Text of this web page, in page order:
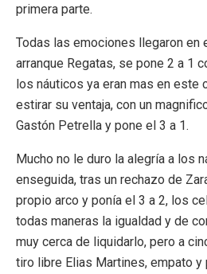
primera parte.
Todas las emociones llegaron en
arranque Regatas, se pone 2 a 1
los náuticos ya eran mas en este
estirar su ventaja, con un
Gastón Petrella y pone el 3 a 1.
Mucho no le duro la alegría a los
enseguida, tras un rechazo de
propio arco y ponía el 3 a 2, los
todas maneras la igualdad y de
muy cerca de liquidarlo, pero a
tiro libre Elias Martines, empato